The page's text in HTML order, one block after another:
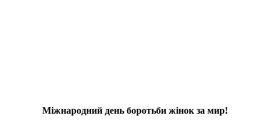
Міжнародний день боротьби жінок за мир!